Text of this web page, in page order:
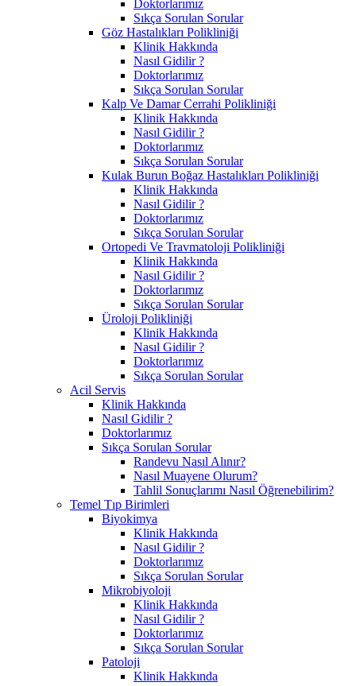
Doktorlarımız
Sıkça Sorulan Sorular
Göz Hastalıkları Polikliniği
Klinik Hakkında
Nasıl Gidilir ?
Doktorlarımız
Sıkça Sorulan Sorular
Kalp Ve Damar Cerrahi Polikliniği
Klinik Hakkında
Nasıl Gidilir ?
Doktorlarımız
Sıkça Sorulan Sorular
Kulak Burun Boğaz Hastalıkları Polikliniği
Klinik Hakkında
Nasıl Gidilir ?
Doktorlarımız
Sıkça Sorulan Sorular
Ortopedi Ve Travmatoloji Polikliniği
Klinik Hakkında
Nasıl Gidilir ?
Doktorlarımız
Sıkça Sorulan Sorular
Üroloji Polikliniği
Klinik Hakkında
Nasıl Gidilir ?
Doktorlarımız
Sıkça Sorulan Sorular
Acil Servis
Klinik Hakkında
Nasıl Gidilir ?
Doktorlarımız
Sıkça Sorulan Sorular
Randevu Nasıl Alınır?
Nasıl Muayene Olurum?
Tahlil Sonuçlarımı Nasıl Öğrenebilirim?
Temel Tıp Birimleri
Biyokimya
Klinik Hakkında
Nasıl Gidilir ?
Doktorlarımız
Sıkça Sorulan Sorular
Mikrobiyoloji
Klinik Hakkında
Nasıl Gidilir ?
Doktorlarımız
Sıkça Sorulan Sorular
Patoloji
Klinik Hakkında